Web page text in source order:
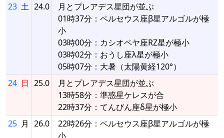
23 土 24.0
月とプレアデス星団が並ぶ
01時37分：ペルセウス座β星アルゴルが極
小
03時00分：カシオペヤ座RZ星が極小
03時02分：おうし座λ星が極小
05時07分：大暑（太陽黄経120°）
24 日 25.0
月とプレアデス星団が並ぶ
13時58分：準惑星ケレスが合
22時37分：てんびん座δ星が極小
25 月 26.0
22時26分：ペルセウス座β星アルゴルが極
小